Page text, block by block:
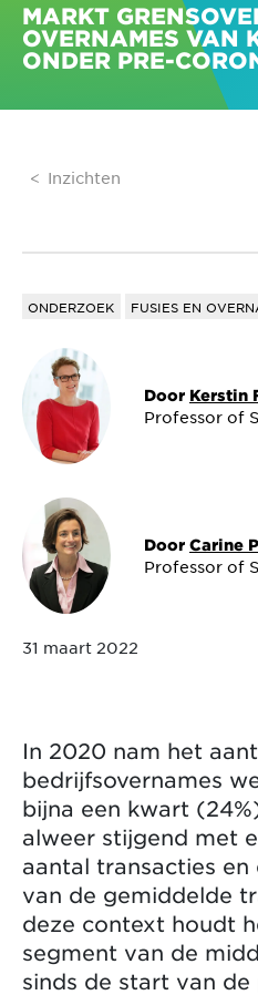
MARKT
OVERNAMES VAN
ONDER PRE-
Inzichten
ONDERZOEK FUSIES EN
Door Kerstin
Professor of
Door Carine
Professor of
31 maart 2022
In 2020 nam het
bedrijfsovernames
bijna een kwart
alweer stijgend met
aantal transacties
van de gemiddelde
deze context houdt
segment van de
sinds de start van